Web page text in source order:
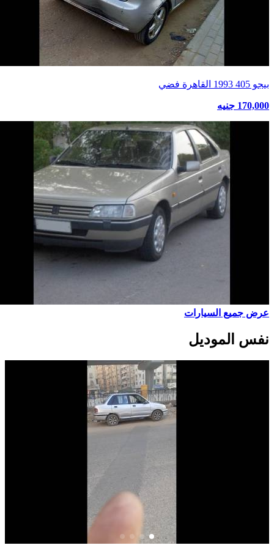
بيجو 405 1993 القاهرة فضي
170,000 جنيه
عرض جميع السيارات
نفس الموديل